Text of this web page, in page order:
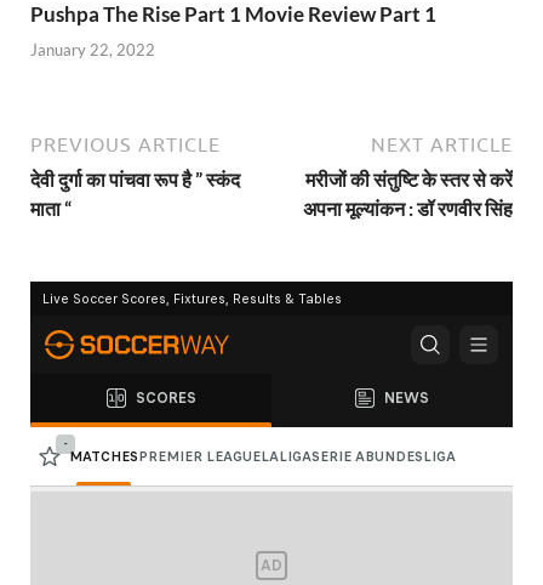
Pushpa The Rise Part 1 Movie Review Part 1
January 22, 2022
PREVIOUS ARTICLE
देवी दुर्गा का पांचवा रूप है ” स्कंद
माता “
NEXT ARTICLE
मरीजों की संतुष्टि के स्तर से करें
अपना मूल्यांकन : डॉ रणवीर सिंह